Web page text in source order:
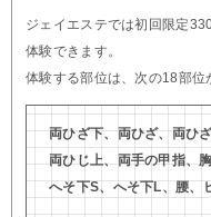
ジェイエステでは初回限定
体験できます。
体験する部位は、次の18部位
両ひざ下、両ひざ、両ひ
両ひじ上、両手の甲指、
へそ下S、へそ下L、腰、